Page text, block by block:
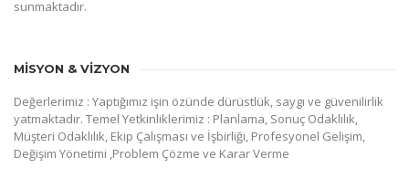
sunmaktadır.
MİSYON & VİZYON
Değerlerimiz : Yaptığımız işin özünde dürüstlük, saygı ve güvenilirlik
yatmaktadır. Temel Yetkinliklerimiz : Planlama, Sonuç Odaklılık,
Müşteri Odaklılık, Ekip Çalışması ve İşbirliği, Profesyonel Gelişim,
Değişim Yönetimi ,Problem Çözme ve Karar Verme